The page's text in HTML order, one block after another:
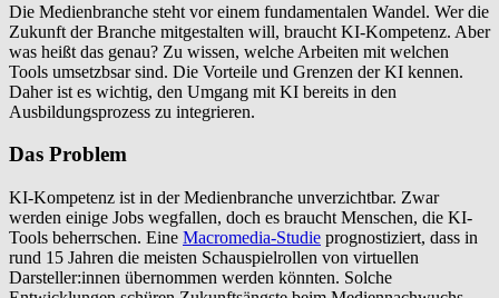
Die Medienbranche steht vor einem fundamentalen Wandel. Wer die
Zukunft der Branche mitgestalten will, braucht KI-Kompetenz. Aber
was heißt das genau? Zu wissen, welche Arbeiten mit welchen
Tools umsetzbsar sind. Die Vorteile und Grenzen der KI kennen.
Daher ist es wichtig, den Umgang mit KI bereits in den
Ausbildungsprozess zu integrieren.
Das Problem
KI-Kompetenz ist in der Medienbranche unverzichtbar. Zwar
werden einige Jobs wegfallen, doch es braucht Menschen, die KI-
Tools beherrschen. Eine Macromedia-Studie prognostiziert, dass in
rund 15 Jahren die meisten Schauspielrollen von virtuellen
Darsteller:innen übernommen werden könnten. Solche